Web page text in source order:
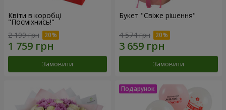
Квіти в коробці
"Посміхнись!"
2 199 грн
Замовити
Букет "Свіже рішення"
4 574 грн
Замовити